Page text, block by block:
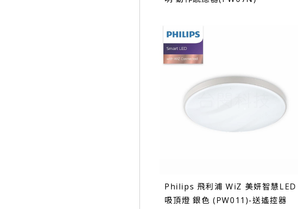
Philips 飛利浦 WiZ 美妍智慧LED
吸頂燈 銀色 (PW011)-送遙控器